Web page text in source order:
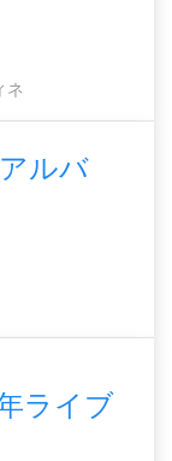
ネ
ルバ
ライブ